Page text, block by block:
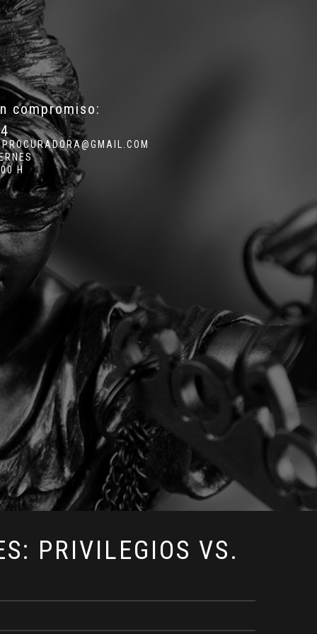
compromiso:
H
PRIVILEGIOS VS.